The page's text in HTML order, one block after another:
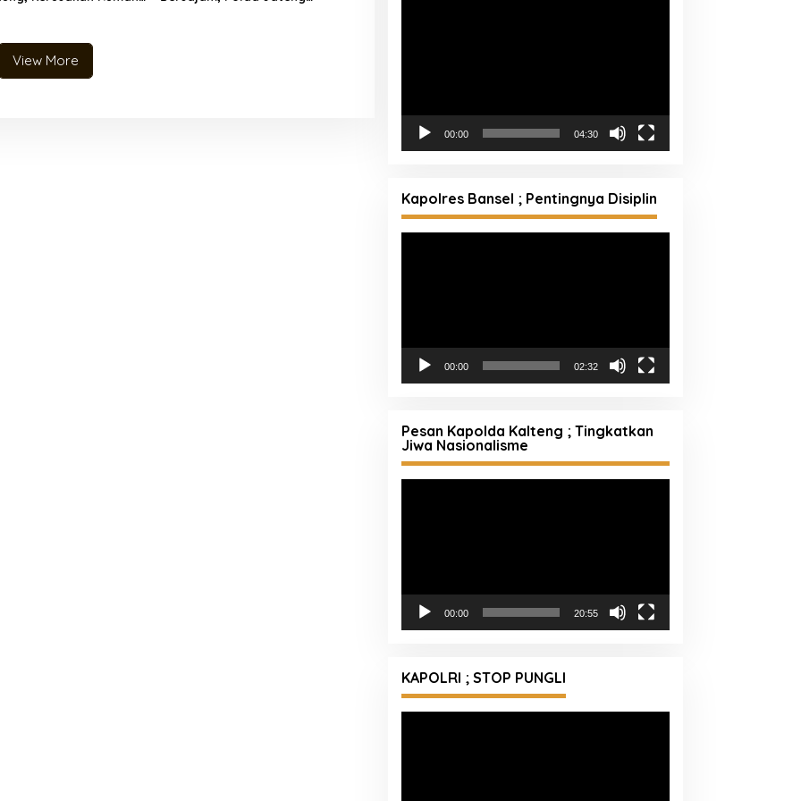
View More
00:00 04:30
Kapolres Bansel ; Pentingnya Disiplin
00:00 02:32
Pesan Kapolda Kalteng ; Tingkatkan
Jiwa Nasionalisme
00:00 20:55
KAPOLRI ; STOP PUNGLI